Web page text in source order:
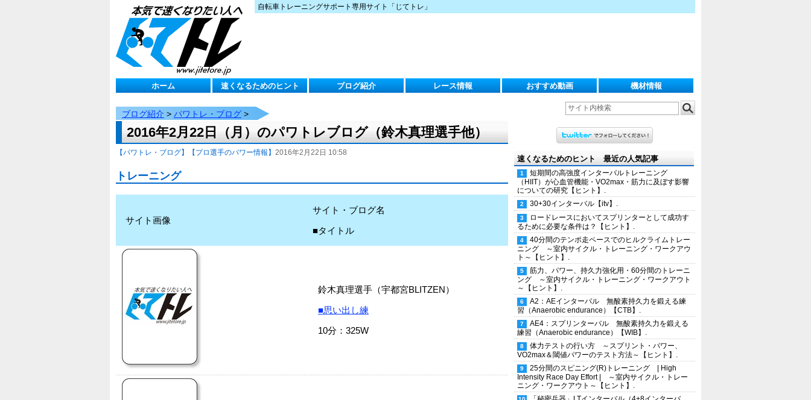
自転車トレーニングサポート専用サイト「じてトレ」
ホーム 速くなるためのヒント ブログ紹介 レース情報 おすすめ動画 機材情報
ブログ紹介 > パワトレ・ブログ>
2016年2月22日（月）のパワトレブログ（鈴木真理選手他）
【パワトレ・ブログ】 【プロ選手のパワー情報】 2016年2月22日 10:58
トレーニング
サイト画像
サイト・ブログ名
■タイトル
鈴木真理選手（宇都宮BLITZEN）
■思い出し練
10分：325W
速くなるためのヒント 最近の人気記事
短期間の高強度インターバルトレーニング
（HIIT）が心血管機能・VO2max・筋力に及ぼす影響
についての研究【ヒント】.
30+30インターバル【itv】.
ロードレースにおいてスプリンターとして成功す
るために必要な条件は？【ヒント】.
40分間のテンポ走ペースでのヒルクライムトレー
ニング ～室内サイクル・トレーニング・ワークアウ
ト～【ヒント】.
筋力、パワー、持久力強化用・60分間のトレーニ
ング ～室内サイクル・トレーニング・ワークアウト
～【ヒント】.
A2：AEインターバル 無酸素持久力を鍛える練
習（Anaerobic endurance）【CTB】.
AE4：スプリンターバル 無酸素持久力を鍛える
練習（Anaerobic endurance）【WIB】.
体力テストの行い方 ～スプリント・パワー、
VO2max＆閾値パワーのテスト方法～【ヒント】.
25分間のスピニング(R)トレーニング | High
Intensity Race Day Effort | ～室内サイクル・トレー
ニング・ワークアウト～【ヒント】.